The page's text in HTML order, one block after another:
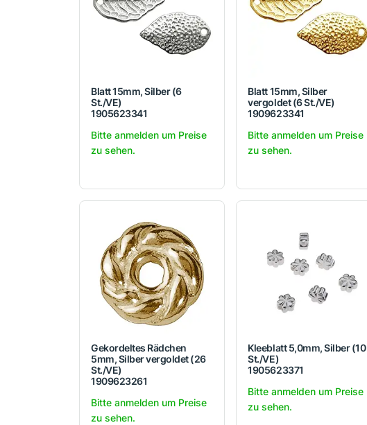
Blatt 15mm, Silber (6
St./VE)
1905623341
Bitte anmelden um Preise
zu sehen.
Blatt 15mm, Silber
vergoldet (6 St./VE)
1909623341
Bitte anmelden um Preise
zu sehen.
Gekordeltes Rädchen
5mm, Silber vergoldet (26
St./VE)
1909623261
Bitte anmelden um Preise
zu sehen.
Kleeblatt 5,0mm, Silber (10
St./VE)
1905623371
Bitte anmelden um Preise
zu sehen.